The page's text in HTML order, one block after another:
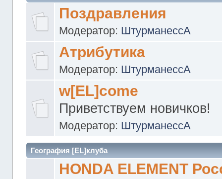
Поздравления
Модератор: ШтурманессА
Атрибутика
Модератор: ШтурманессА
w[EL]come
Приветствуем новичков!
Модератор: ШтурманессА
География [EL]клуба
HONDA ELEMENT